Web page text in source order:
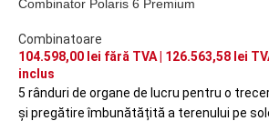
Combinator Polaris 6 Premium
Combinatoare
104.598,00 lei fără TVA | 126.563,58 lei
inclus
5 rânduri de organe de lucru pentru o
și pregătire îmbunătățită a terenului pe